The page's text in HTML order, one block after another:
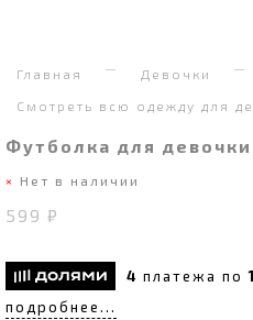
Главная Девочки
Смотреть всю одежду для
Футболка для девочки
Нет в наличии
599 ₽
4 платежа по
подробнее...